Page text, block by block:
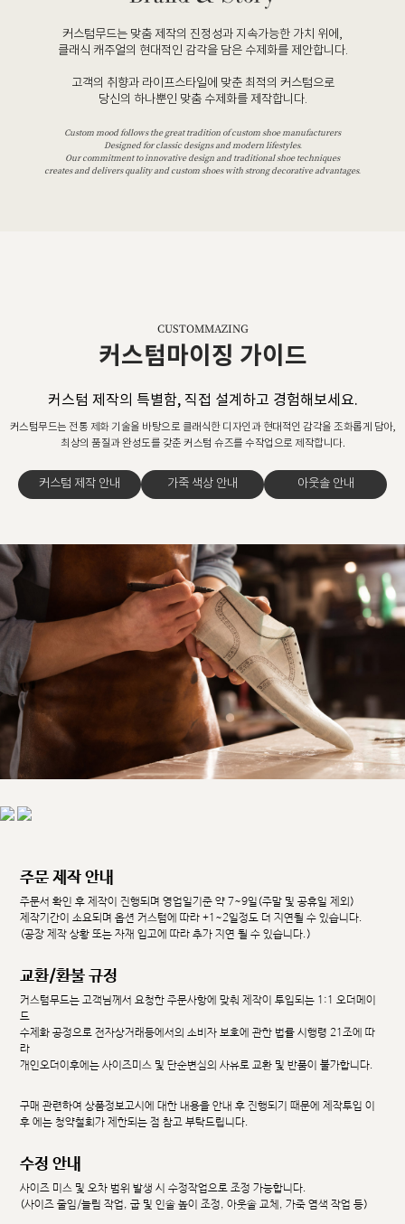
커스텀무드는 맞춤 제작의 진정성과 지속가능한 가치 위에,
클래식 캐주얼의 현대적인 감각을 담은 수제화를 제안합니다.
고객의 취향과 라이프스타일에 맞춘 최적의 커스텀으로
당신의 하나뿐인 맞춤 수제화를 제작합니다.
Custom mood follows the great tradition of custom shoe manufacturers
Designed for classic designs and modern lifestyles.
Our commitment to innovative design and traditional shoe techniques
creates and delivers quality and custom shoes with strong decorative advantages.
CUSTOMMAZING
커스텀마이징 가이드
커스텀 제작의 특별함, 직접 설계하고 경험해보세요.
커스텀무드는 전통 제화 기술을 바탕으로 클래식한 디자인과 현대적인 감각을 조화롭게 담아,
최상의 품질과 완성도를 갖춘 커스텀 슈즈를 수작업으로 제작합니다.
커스텀 제작 안내 가죽 색상 안내 아웃솔 안내
주문 제작 안내
주문서 확인 후 제작이 진행되며 영업일기준 약 7~9일(주말 및 공휴일 제외)
제작기간이 소요되며 옵션 커스텀에 따라 +1~2일정도 더 지연될 수 있습니다.
(공장 제작 상황 또는 자재 입고에 따라 추가 지연 될 수 있습니다.)
교환/환불 규정
커스텀무드는 고객님께서 요청한 주문사항에 맞춰 제작이 투입되는 1:1 오더메이
드
수제화 공정으로 전자상거래등에서의 소비자 보호에 관한 법률 시행령 21조에 따
라
개인오더이후에는 사이즈미스 및 단순변심의 사유로 교환 및 반품이 불가합니다.
구매 관련하여 상품정보고시에 대한 내용을 안내 후 진행되기 때문에 제작투입 이
후 에는 청약철회가 제한되는 점 참고 부탁드립니다.
수정 안내
사이즈 미스 및 오차 범위 발생 시 수정작업으로 조정 가능합니다.
(사이즈 줄임/늘림 작업, 굽 및 인솔 높이 조정, 아웃솔 교체, 가죽 염색 작업 등)